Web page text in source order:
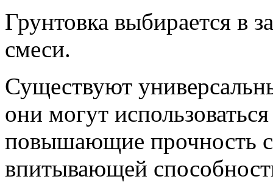
Грунтовка выбирается в
смеси.
Существуют
они могут
повышающие прочность
впитывающей